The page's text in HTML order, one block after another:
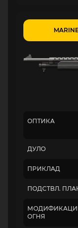
ОПТИКА
ДУЛО
ПРИКЛАД
ПОДСТВЛ.
ОГНЯ